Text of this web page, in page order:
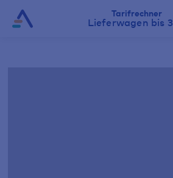
Tarifrechner
Lieferwagen bis